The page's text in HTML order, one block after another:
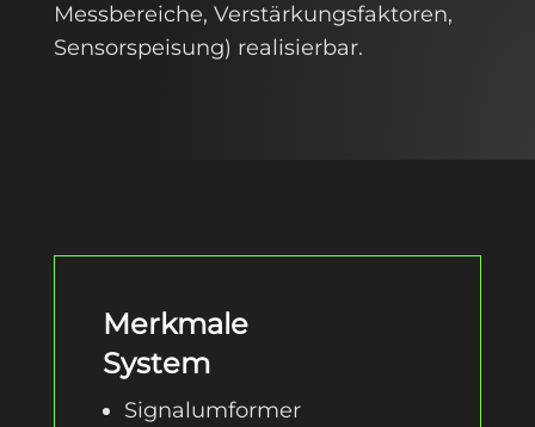
Messbereiche, Verstärkungsfaktoren,
Sensorspeisung) realisierbar.
Merkmale
System
Signalumformer